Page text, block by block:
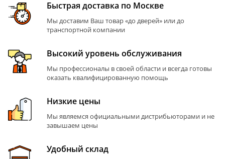
Быстрая доставка по Москве
Мы доставим Ваш товар «до дверей» или до
транспортной компании
Высокий уровень обслуживания
Мы профессионалы в своей области и всегда готовы
оказать квалифицированную помощь
Низкие цены
Мы являемся официальными дистрибьюторами и не
завышаем цены
Удобный склад